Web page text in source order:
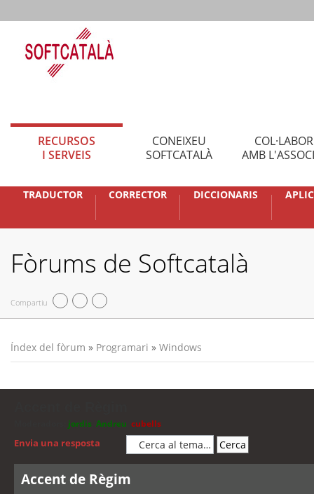
RECURSOS
I SERVEIS
CONEIXEU
SOFTCATALÀ
AMB
TRADUCTOR CORRECTOR DICCIONARIS
Fòrums de Softcatalà
Compartiu
Índex del fòrum » Programari » Windows
jordis Andreu cubells
Envia una resposta
Accent de Règim